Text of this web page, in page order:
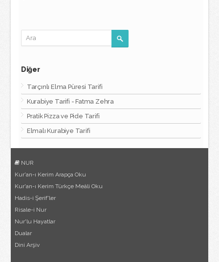
Diğer
Tarçınlı Elma Püresi Tarifi
Kurabiye Tarifi - Fatma Zehra
Pratik Pizza ve Pide Tarifi
Elmalı Kurabiye Tarifi
NUR
Kur'an-ı Kerim Arapça Oku
Kur'an-ı Kerim Türkçe Meâli Oku
Hadis-i Şerif'ler
Risale-i Nur
Nur'lu Hayatlar
Dualar
Dini Arşiv